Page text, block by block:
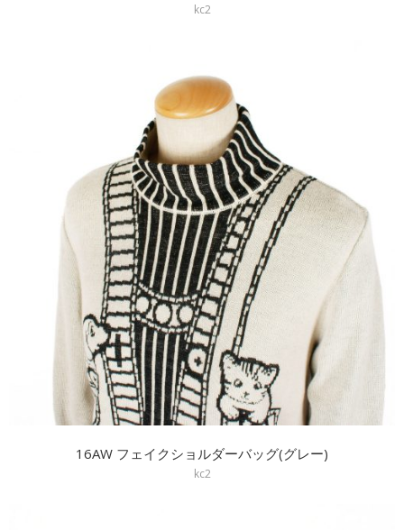
kc2
16AW フェイクショルダーバッグ(グレー)
kc2